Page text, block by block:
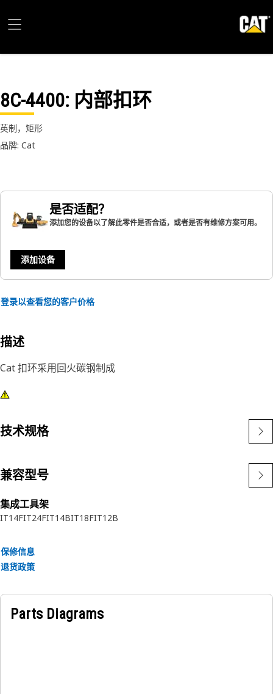
8C-4400: 内部扣环
英制，矩形
品牌: Cat
是否适配？
添加您的设备以了解此零件是否合适，或者是否有维修方案可用。
添加设备
登录以查看您的客户价格
描述
Cat 扣环采用回火碳钢制成
技术规格
兼容型号
集成工具架
IT14FIT24FIT14BIT18FIT12B
保修信息
退货政策
Parts Diagrams